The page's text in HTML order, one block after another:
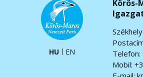
HU EN
Körös-
Mobil: